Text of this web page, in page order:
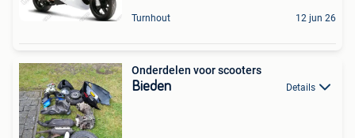
Turnhout 12 jun 26
Onderdelen voor scooters
Bieden Details